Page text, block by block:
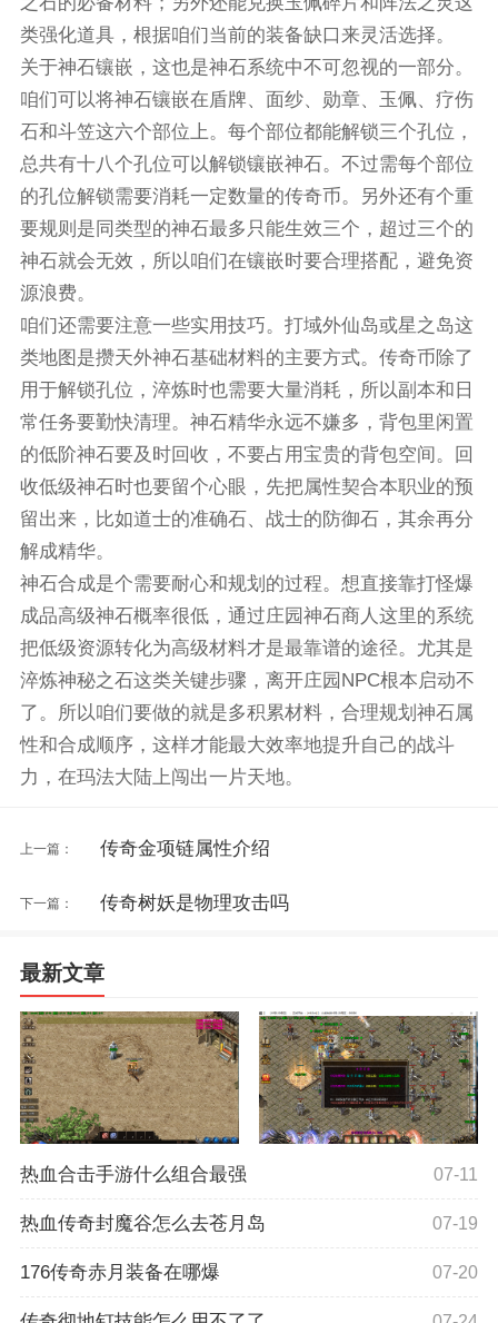
类强化道具，根据咱们当前的装备缺口来灵活选择。
关于神石镶嵌，这也是神石系统中不可忽视的一部分。
咱们可以将神石镶嵌在盾牌、面纱、勋章、玉佩、疗伤
石和斗笠这六个部位上。每个部位都能解锁三个孔位，
总共有十八个孔位可以解锁镶嵌神石。不过需每个部位
的孔位解锁需要消耗一定数量的传奇币。另外还有个重
要规则是同类型的神石最多只能生效三个，超过三个的
神石就会无效，所以咱们在镶嵌时要合理搭配，避免资
源浪费。
咱们还需要注意一些实用技巧。打域外仙岛或星之岛这
类地图是攒天外神石基础材料的主要方式。传奇币除了
用于解锁孔位，淬炼时也需要大量消耗，所以副本和日
常任务要勤快清理。神石精华永远不嫌多，背包里闲置
的低阶神石要及时回收，不要占用宝贵的背包空间。回
收低级神石时也要留个心眼，先把属性契合本职业的预
留出来，比如道士的准确石、战士的防御石，其余再分
解成精华。
神石合成是个需要耐心和规划的过程。想直接靠打怪爆
成品高级神石概率很低，通过庄园神石商人这里的系统
把低级资源转化为高级材料才是最靠谱的途径。尤其是
淬炼神秘之石这类关键步骤，离开庄园NPC根本启动不
了。所以咱们要做的就是多积累材料，合理规划神石属
性和合成顺序，这样才能最大效率地提升自己的战斗
力，在玛法大陆上闯出一片天地。
上一篇： 传奇金项链属性介绍
下一篇： 传奇树妖是物理攻击吗
最新文章
热血合击手游什么组合最强 07-11
热血传奇封魔谷怎么去苍月岛 07-19
176传奇赤月装备在哪爆 07-20